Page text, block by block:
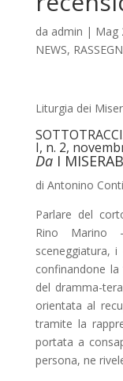
da admin | Mag
NEWS,
Liturgia dei
I, n. 2,
DaI
di Antonino
Parlare del
Rino
sceneggiatura,
confinandone la
del dramma-
orientata al
tramite la
portata a
persona, ne